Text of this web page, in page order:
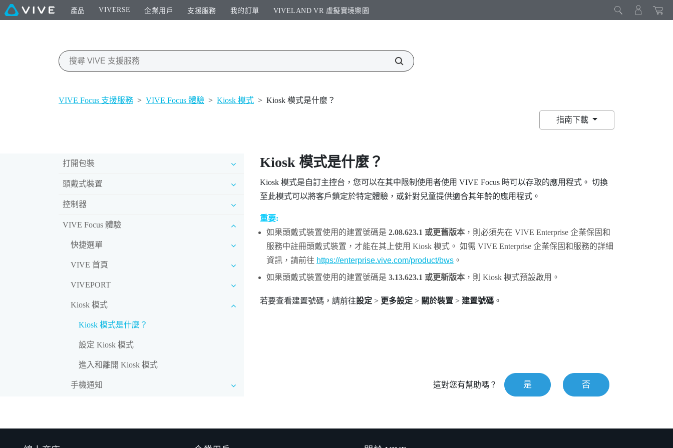
產品 VIVERSE 企業用戶 支援服務 我的訂單 VIVELAND VR 虛擬實境樂園​
VIVE Focus 支援服務 > VIVE Focus 體驗 > Kiosk 模式 > Kiosk 模式是什麼？
指南下載
打開包裝
頭戴式裝置
控制器
VIVE Focus 體驗
快捷選單
VIVE 首頁
VIVEPORT
Kiosk 模式
Kiosk 模式是什麼？
設定 Kiosk 模式
進入和離開 Kiosk 模式
手機通知
Kiosk 模式是什麼？
Kiosk 模式是自訂主控台，您可以在其中限制使用者使用 VIVE Focus時可以存取的應用程式。 切換
至此模式可以將客戶鎖定於特定體驗，或針對兒童提供適合其年齡的應用程式。
重要:
如果頭戴式裝置使用的建置號碼是 2.08.623.1 或更舊版本，則必須先在 VIVE Enterprise 企業保固和
服務中註冊頭戴式裝置，才能在其上使用 Kiosk 模式。 如需 VIVE Enterprise 企業保固和服務的詳細
資訊，請前往 https://enterprise.vive.com/product/bws。
如果頭戴式裝置使用的建置號碼是 3.13.623.1 或更新版本，則 Kiosk 模式預設啟用。
若要查看建置號碼，請前往設定> 更多設定> 關於裝置> 建置號碼。
這對您有幫助嗎？ 是 否